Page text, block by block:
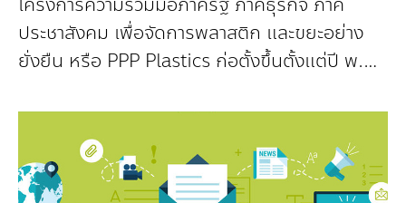
ประชาสังคม เพื่อจัดการพลาสติก และขยะอย่าง
ยั่งยืน หรือ PPP Plastics ก่อตั้งขึ้นตั้งแต่ปี พ.ศ.
ประ...